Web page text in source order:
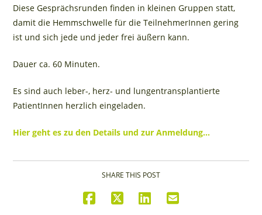
Diese Gesprächsrunden finden in kleinen Gruppen statt,
damit die Hemmschwelle für die TeilnehmerInnen gering
ist und sich jede und jeder frei äußern kann.
Dauer ca. 60 Minuten.
Es sind auch leber-, herz- und lungentransplantierte
PatientInnen herzlich eingeladen.
Hier geht es zu den Details und zur Anmeldung…
SHARE THIS POST